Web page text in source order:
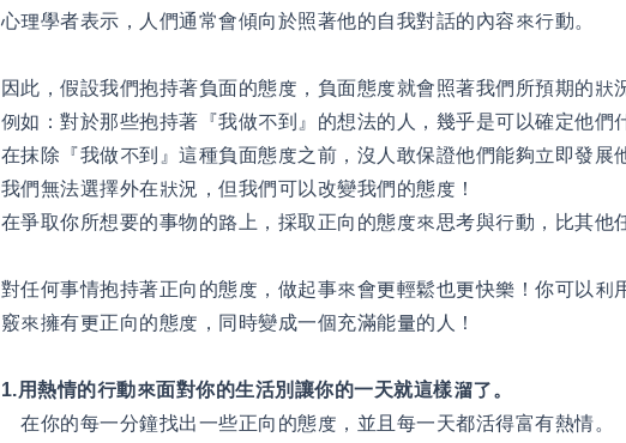
心理學者表示，人們通常會傾向於照著他的自我對話的內容來行動。
因此，假設我們抱持著負面的態度，負面態度就會照著我們所預期的狀
例如：對於那些抱持著『我做不到』的想法的人，幾乎是可以確定他們
在抹除『我做不到』這種負面態度之前，沒人敢保證他們能夠立即發展
我們無法選擇外在狀況，但我們可以改變我們的態度！
在爭取你所想要的事物的路上，採取正向的態度來思考與行動，比其他
對任何事情抱持著正向的態度，做起事來會更輕鬆也更快樂！你可以利
竅來擁有更正向的態度，同時變成一個充滿能量的人！
1.用熱情的行動來面對你的生活別讓你的一天就這樣溜了。
在你的每一分鐘找出一些正向的態度，並且每一天都活得富有熱情。